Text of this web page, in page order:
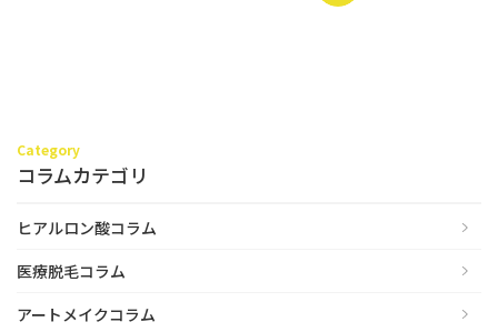
Category
コラムカテゴリ
ヒアルロン酸コラム
医療脱毛コラム
アートメイクコラム